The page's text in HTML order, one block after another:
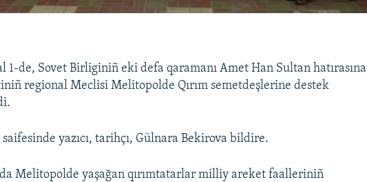
1-de, Sovet Birliginiñ eki defa qaramanı Amet Han Sultan hatırasına
regional Meclisi Melitopolde Qırım semetdeşlerine destek
saifesinde yazıcı, tarihçı, Gülnara Bekirova bildire.
Melitopolde yaşağan qırımtatarlar milliy areket faalleriniñ